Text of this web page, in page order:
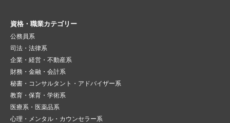
資格・職業カテゴリー
公務員系
司法・法律系
企業・経営・不動産系
財務・金融・会計系
秘書・コンサルタント・アドバイザー系
教育・保育・学術系
医療系・医薬品系
心理・メンタル・カウンセラー系